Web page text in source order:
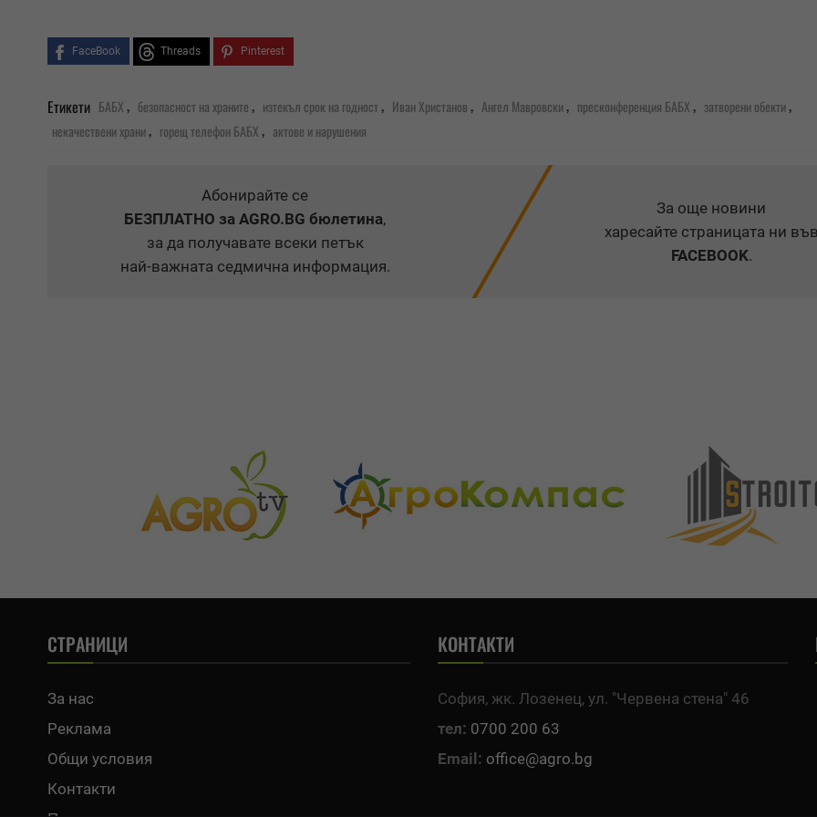
FaceBook Threads Pinterest
Етикети БАБХ, безопасност на храните, изтекъл срок на годност, Иван Христанов, Ангел Мавровски, пресконференция БАБХ, затворени обекти,
некачествени храни, горещ телефон БАБХ, актове и нарушения
Абонирайте се
БЕЗПЛАТНО за AGRO.BG бюлетина,
за да получавате всеки петък
най-важната седмична информация.
За още новини
харесайте страницата ни
FACEBOOK.
СТРАНИЦИ
За нас
Реклама
Общи условия
Контакти
КОНТАКТИ
София, жк. Лозенец, ул. "Червена стена" 46
тел: 0700 200 63
Email: office@agro.bg